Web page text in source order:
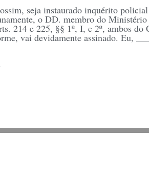
seja instaurado inquérito
o DD. membro do
214 e 225, §§ 1º, I, e 2º, ambos do
vai devidamente assinado. Eu,